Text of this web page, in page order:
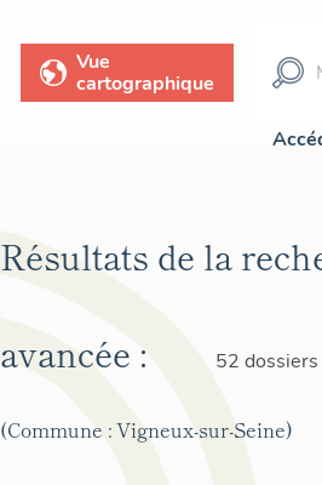
Vue
cartographique
Résultats de la
avancée :
52 dossiers
(Commune : Vigneux-sur-Seine)